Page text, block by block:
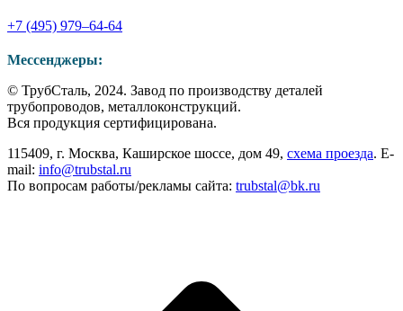
+7 (495) 979–64-64
Мессенджеры:
Страница
WhatsApp
открывается
новом
окне
Страница
Telegram
открывается
новом
окне
Страница
Viber
открывается
новом
окне
© ТрубСталь, 2024. Завод по производству деталей
трубопроводов, металлоконструкций.
Вся продукция сертифицирована.
115409, г. Москва, Каширское шоссе, дом 49, схема проезда. E-
mail: info@trubstal.ru
По вопросам работы/рекламы сайта: trubstal@bk.ru